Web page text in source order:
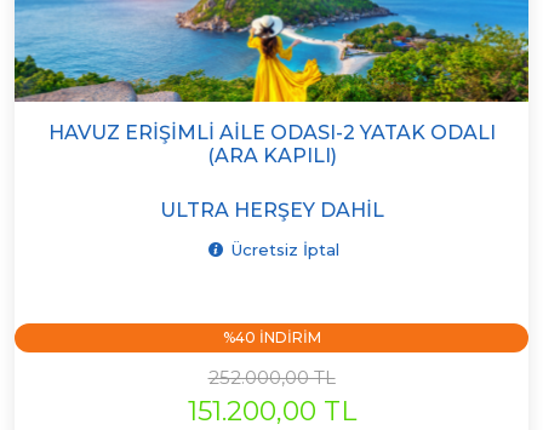
HAVUZ ERIŞIMLI AILE ODASI-2 YATAK ODALI
(ARA KAPILI)
ULTRA HERŞEY DAHIL
Ücretsiz İptal
%40 INDIRIM
252.000,00 TL
151.200,00 TL